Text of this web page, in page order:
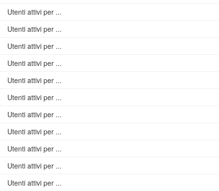
Utenti attivi per ...
Utenti attivi per ...
Utenti attivi per ...
Utenti attivi per ...
Utenti attivi per ...
Utenti attivi per ...
Utenti attivi per ...
Utenti attivi per ...
Utenti attivi per ...
Utenti attivi per ...
Utenti attivi per ...